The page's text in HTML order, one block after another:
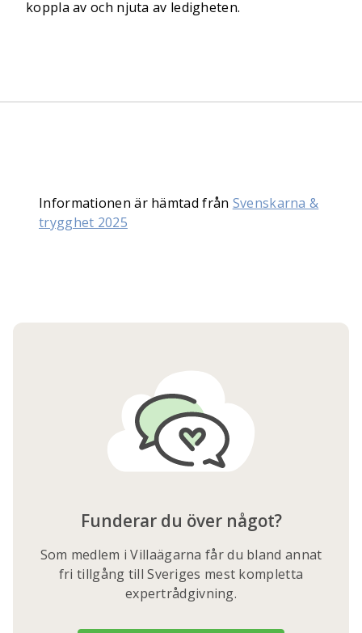
koppla av och njuta av ledigheten.
Informationen är hämtad från Svenskarna &
trygghet 2025
Funderar du över något?
Som medlem i Villaägarna får du bland annat
fri tillgång till Sveriges mest kompletta
expertrådgivning.